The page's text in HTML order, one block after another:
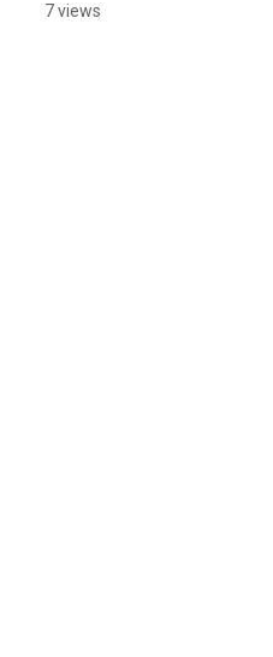
7 views